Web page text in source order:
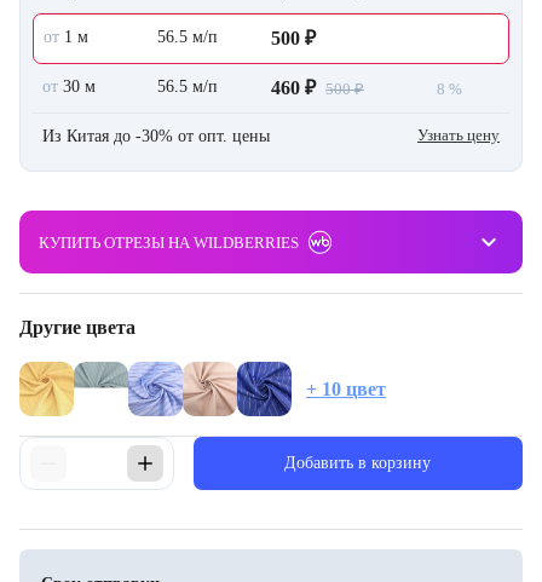
от 1 м 56.5 м/п 500 ₽
от 30 м 56.5 м/п 460 ₽ 500 ₽ 8 %
Из Китая до -30% от опт. цены Узнать цену
КУПИТЬ ОТРЕЗЫ НА WILDBERRIES keyboard_arrow_down
Другие цвета
+ 10 цвет
Добавить в корзину